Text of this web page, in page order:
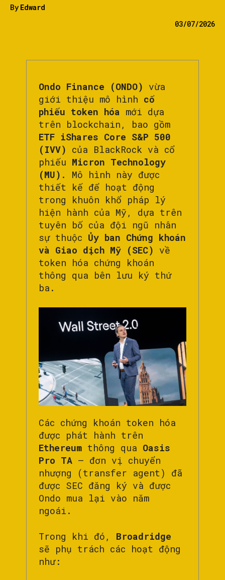
By Edward
03/07/2026
Ondo Finance (ONDO) vừa
giới thiệu mô hình cổ
phiếu token hóa mới dựa
trên blockchain, bao gồm
ETF iShares Core S&P 500
(IVV) của BlackRock và cổ
phiếu Micron Technology
(MU) . Mô hình này được
thiết kế để hoạt động
trong khuôn khổ pháp lý
hiện hành của Mỹ, dựa trên
tuyên bố của đội ngũ nhân
sự thuộc Ủy ban Chứng khoán
và Giao dịch Mỹ (SEC) về
token hóa chứng khoán
thông qua bên lưu ký thứ
ba.
Các chứng khoán token hóa
được phát hành trên
Ethereum thông qua Oasis
Pro TA – đơn vị chuyển
nhượng (transfer agent) đã
được SEC đăng ký và được
Ondo mua lại vào năm
ngoái.
Trong khi đó, Broadridge
sẽ phụ trách các hoạt động
như: